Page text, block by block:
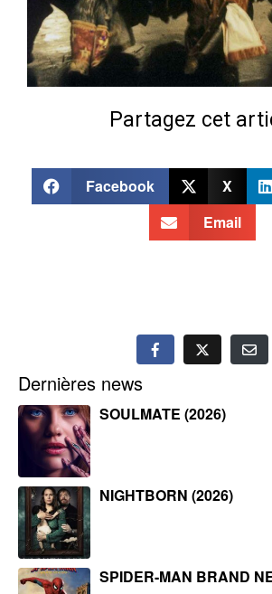
Partagez cet
Facebook X
Email
Dernières news
SOULMATE (2026)
NIGHTBORN (2026)
SPIDER-MAN BRAND